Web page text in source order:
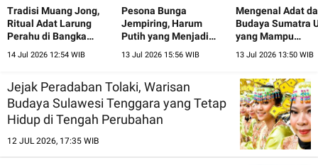
Tradisi Muang Jong,
Ritual Adat Larung
Perahu di Bangka
Belitung
14 Jul 2026 12:54 WIB
Pesona Bunga
Jempiring, Harum
Putih yang Menjadi
Lambang Keindahan
13 Jul 2026 15:56 WIB
Mengenal Adat
Budaya Sumatra
yang Mampu
Menyatukan
13 Jul 2026 13:50 WIB
Jejak Peradaban Tolaki, Warisan
Budaya Sulawesi Tenggara yang Tetap
Hidup di Tengah Perubahan
12 JUL 2026, 17:35 WIB